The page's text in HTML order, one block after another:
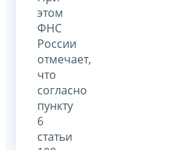
этом
ФНС
России
отмечает,
что
согласно
пункту
6
статьи